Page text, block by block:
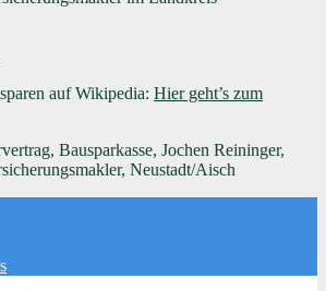
auf Wikipedia: Hier geht’s zum